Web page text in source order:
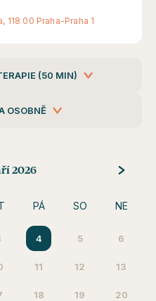
118 00 Praha-Praha 1
(50 MIN)
OSOBNĚ
2026
PÁ SO NE
4 5 6
11 12 13
18 19 20